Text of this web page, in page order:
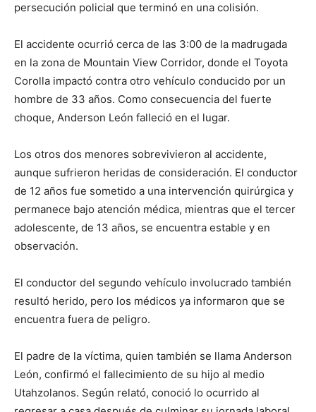
persecución policial que terminó en una colisión.
El accidente ocurrió cerca de las 3:00 de la madrugada
en la zona de Mountain View Corridor, donde el Toyota
Corolla impactó contra otro vehículo conducido por un
hombre de 33 años. Como consecuencia del fuerte
choque, Anderson León falleció en el lugar.
Los otros dos menores sobrevivieron al accidente,
aunque sufrieron heridas de consideración. El conductor
de 12 años fue sometido a una intervención quirúrgica y
permanece bajo atención médica, mientras que el tercer
adolescente, de 13 años, se encuentra estable y en
observación.
El conductor del segundo vehículo involucrado también
resultó herido, pero los médicos ya informaron que se
encuentra fuera de peligro.
El padre de la víctima, quien también se llama Anderson
León, confirmó el fallecimiento de su hijo al medio
Utahzolanos. Según relató, conoció lo ocurrido al